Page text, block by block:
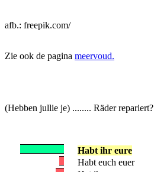
afb.: freepik.com/
Zie ook de pagina meervoud.
(Hebben jullie je) ........ Räder repariert?
Habt ihr eure
Habt euch euer